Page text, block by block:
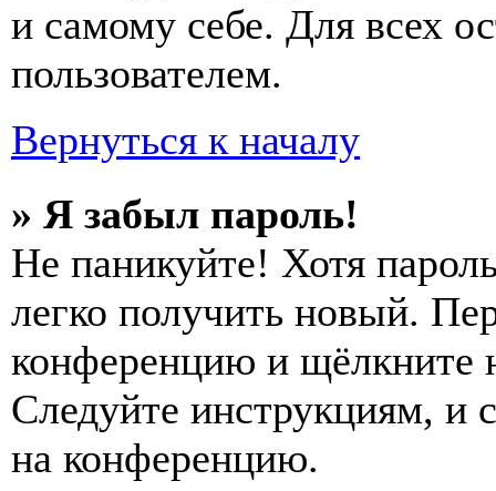
и самому себе. Для всех
пользователем.
Вернуться к началу
» Я забыл пароль!
Не паникуйте! Хотя
легко получить новый.
конференцию и щёлкните
Следуйте инструкциям, и
на конференцию.